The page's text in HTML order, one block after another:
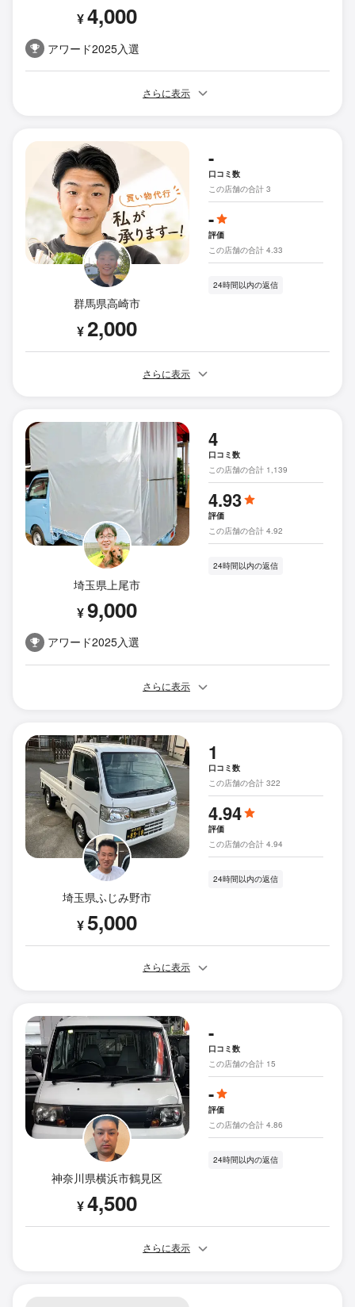
¥4,000
アワード2025入選
さらに表示
群馬県高崎市
¥2,000
-
口コミ数
この店舗の合計 3
-
評価
この店舗の合計 4.33
24時間以内の返信
さらに表示
埼玉県上尾市
¥9,000
アワード2025入選
4
口コミ数
この店舗の合計 1,139
4.93
評価
この店舗の合計 4.92
24時間以内の返信
さらに表示
埼玉県ふじみ野市
¥5,000
1
口コミ数
この店舗の合計 322
4.94
評価
この店舗の合計 4.94
24時間以内の返信
さらに表示
神奈川県横浜市鶴見区
¥4,500
-
口コミ数
この店舗の合計 15
-
評価
この店舗の合計 4.86
24時間以内の返信
さらに表示